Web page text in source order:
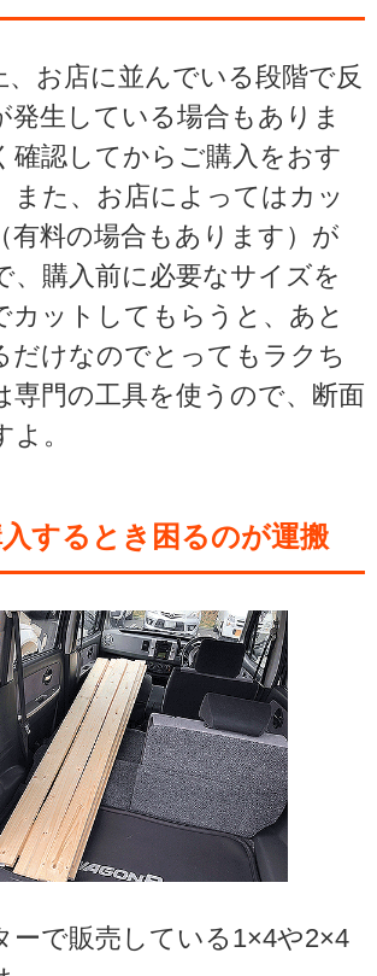
、お店に並んでいる段階で反
発生している場合もありま
確認してからご購入をおす
また、お店によってはカッ
有料の場合もあります）が
、購入前に必要なサイズを
カットしてもらうと、あと
だけなのでとってもラクち
専門の工具を使うので、断面
。
するとき困るのが運搬
ーで販売している1×4や2×4